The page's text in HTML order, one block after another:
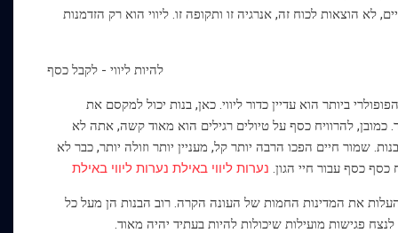
הוצאות לכוח זה, אנרגיה זו ותקופה זו. ליווי הוא רק הזדמנות
להיות ליווי - לקבל כסף
ביותר הוא עדיין כדור ליווי. כאן, בנות יכול למקסם את
להרוויח כסף על טיולים רגילים הוא מאוד קשה, אתה לא
שמור חיים הפכו הרבה יותר קל, מעניין יותר וזולה יותר, כבר לא
כסף כסף עבור חיי הגון. נערות ליווי באילת נערות ליווי באילת
את המדינות החמות של העונה הקרה. רוב הבנות הן מעל כל
פגישות מועילות שיכולות להיות בעתיד יהיה מאוד.